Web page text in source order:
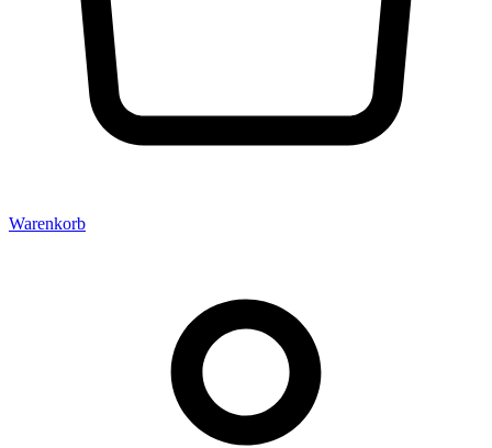
Warenkorb